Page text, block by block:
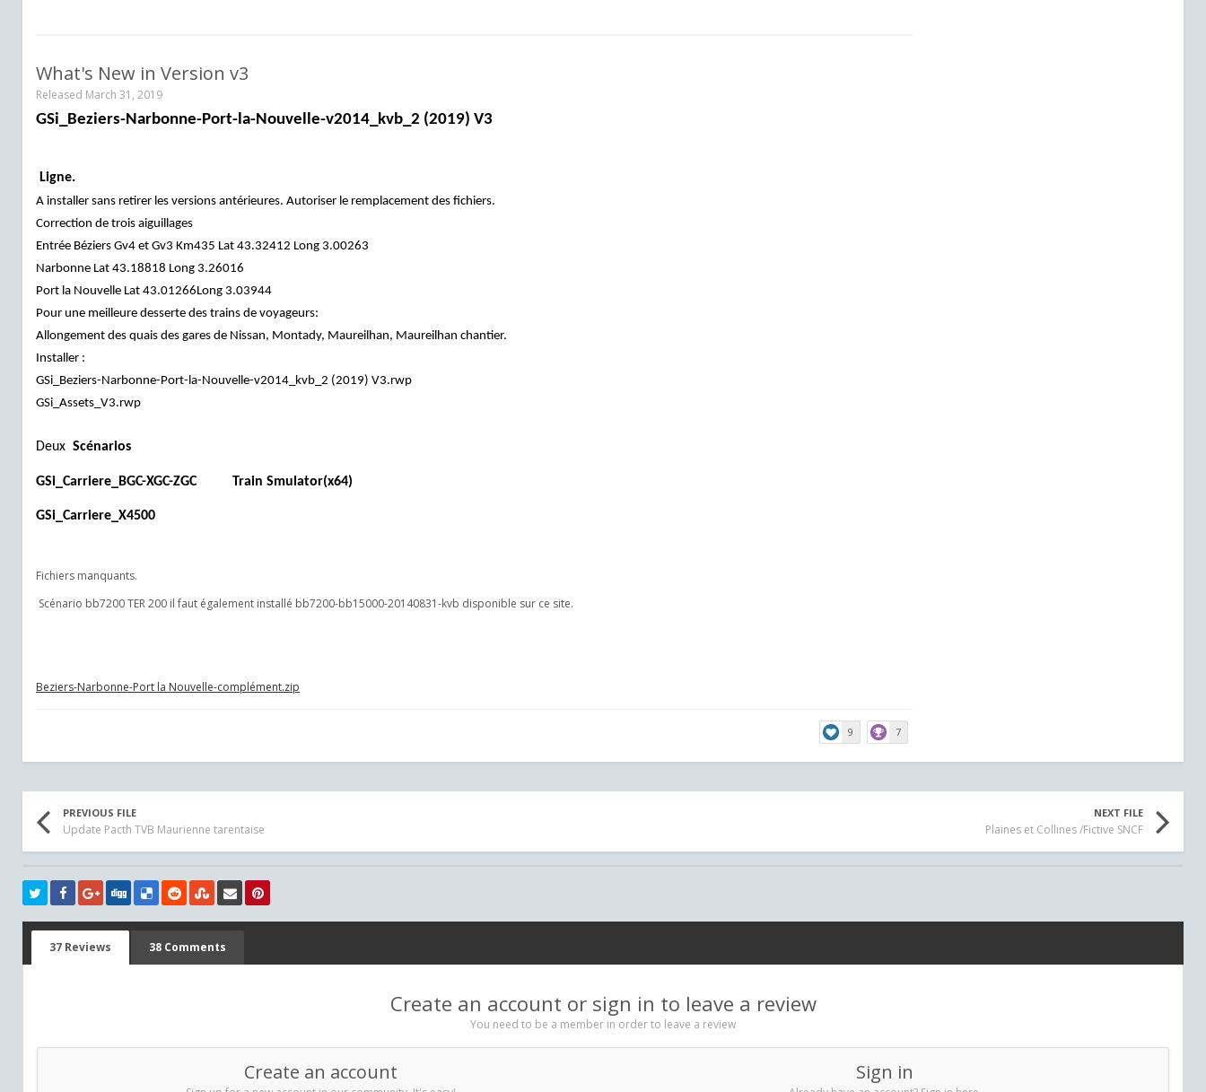
What's New in Version v3
Released March 31, 2019
GSi_Beziers-Narbonne-Port-la-Nouvelle-v2014_kvb_2 (2019) V3
Ligne.
A installer sans retirer les versions antérieures. Autoriser le remplacement des fichiers.
Correction de trois aiguillages
Entrée Béziers Gv4 et Gv3 Km435 Lat 43.32412 Long 3.00263
Narbonne Lat 43.18818 Long 3.26016
Port la Nouvelle Lat 43.01266Long 3.03944
Pour une meilleure desserte des trains de voyageurs:
Allongement des quais des gares de Nissan, Montady, Maureilhan, Maureilhan chantier.
Installer :
GSi_Beziers-Narbonne-Port-la-Nouvelle-v2014_kvb_2 (2019) V3.rwp
GSi_Assets_V3.rwp
Deux Scénarios
GSi_Carriere_BGC-XGC-ZGC Train Smulator(x64)
GSi_Carriere_X4500
Fichiers manquants.
Scénario bb7200 TER 200 il faut également installé bb7200-bb15000-20140831-kvb disponible sur ce site.
Beziers-Narbonne-Port la Nouvelle-complément.zip
9 7
PREVIOUS FILE
Update Pacth TVB Maurienne tarentaise
NEXT FILE
Plaines et Collines /Fictive SNCF
37 Reviews 38 Comments
Create an account or sign in to leave a review
You need to be a member in order to leave a review
Create an account Sign in